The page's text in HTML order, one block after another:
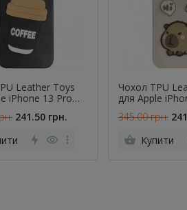
Leather Toys
iPhone 13 Pro
241.50 грн.
Чохол TPU
для Apple
345.00 грн.
Купити